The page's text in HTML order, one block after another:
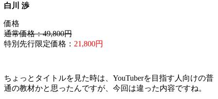
白川 渉
価格
通常価格：49,800円
特別先行限定価格： 21,800円
ちょっとタイトルを見た時は、YouTuberを目指す人向けの普
通の教材かと思ったんですが、今回は違った内容ですね。